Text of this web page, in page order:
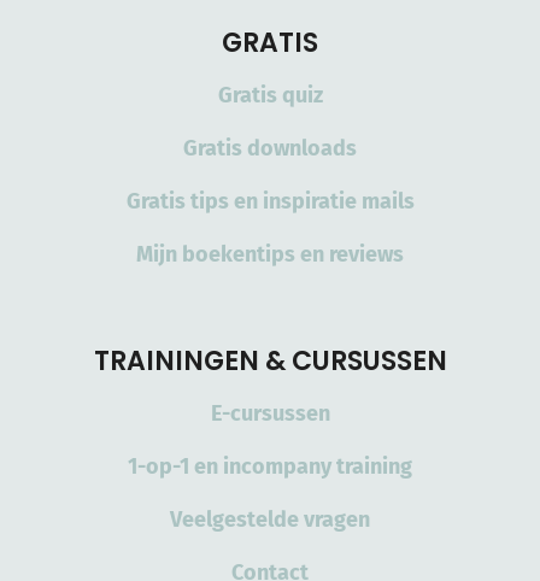
GRATIS
Gratis quiz
Gratis downloads
Gratis tips en inspiratie mails
Mijn boekentips en reviews
TRAININGEN & CURSUSSEN
E-cursussen
1-op-1 en incompany training
Veelgestelde vragen
Contact